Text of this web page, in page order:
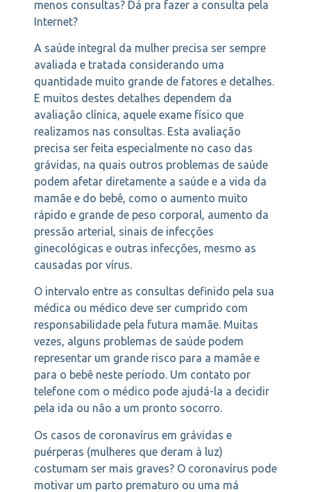
menos consultas? Dá pra fazer a consulta pela
Internet?
A saúde integral da mulher precisa ser sempre
avaliada e tratada considerando uma
quantidade muito grande de fatores e detalhes.
E muitos destes detalhes dependem da
avaliação clínica, aquele exame físico que
realizamos nas consultas. Esta avaliação
precisa ser feita especialmente no caso das
grávidas, na quais outros problemas de saúde
podem afetar diretamente a saúde e a vida da
mamãe e do bebê, como o aumento muito
rápido e grande de peso corporal, aumento da
pressão arterial, sinais de infecções
ginecológicas e outras infecções, mesmo as
causadas por vírus.
O intervalo entre as consultas definido pela sua
médica ou médico deve ser cumprido com
responsabilidade pela futura mamãe. Muitas
vezes, alguns problemas de saúde podem
representar um grande risco para a mamãe e
para o bebê neste período. Um contato por
telefone com o médico pode ajudá-la a decidir
pela ida ou não a um pronto socorro.
Os casos de coronavírus em grávidas e
puérperas (mulheres que deram à luz)
costumam ser mais graves? O coronavírus pode
motivar um parto prematuro ou uma má